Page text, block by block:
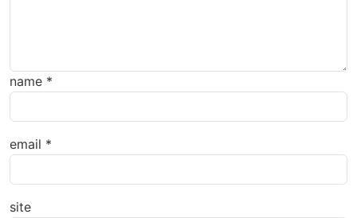
name *
email *
site